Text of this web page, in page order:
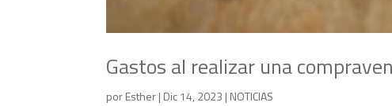
Gastos al realizar una
porEsther| Dic 14, 2023 | NOTICIAS